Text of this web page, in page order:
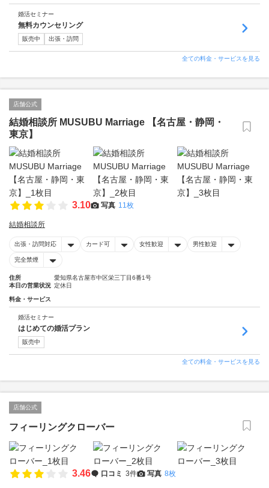
婚活セミナー
無料カウンセリング
販売中 出張・訪問
全ての料金・サービスを見る
店舗公式
結婚相談所 MUSUBU Marriage 【名古屋・静岡・
東京】
3.10 写真 11枚
結婚相談所
出張・訪問対応 カード可 女性歓迎 男性歓迎
完全禁煙
住所
愛知県名古屋市中区栄三丁目6番1号
本日の営業状況 定休日
料金・サービス
婚活セミナー
はじめての婚活プラン
販売中
全ての料金・サービスを見る
店舗公式
フィーリングクローバー
3.46 口コミ 3件 写真 8枚